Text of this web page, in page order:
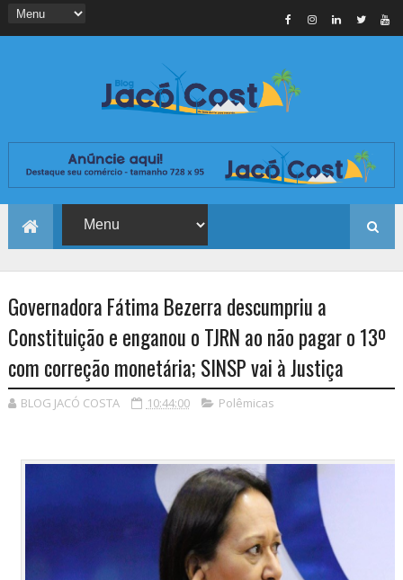
Governadora Fátima Bezerra descumpriu a
Constituição e enganou o TJRN ao não pagar o 13º
com correção monetária; SINSP vai à Justiça
BLOG JACÓ COSTA 10:44:00 Polêmicas